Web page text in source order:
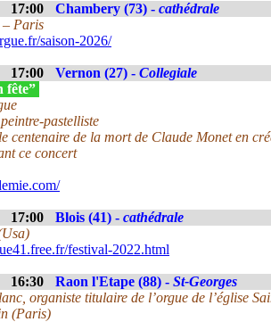
17:00 Chambery (73) - cathédrale
– Paris
saison-2026/
17:00 Vernon (27) - Collegiale
fête”
pastelliste
centenaire de la mort de Claude Monet en
ce concert
17:00 Blois (41) - cathédrale
festival-2022.html
16:30 Raon l'Etape (88) - St-Georges
organiste titulaire de l’orgue de l’église
(Paris)